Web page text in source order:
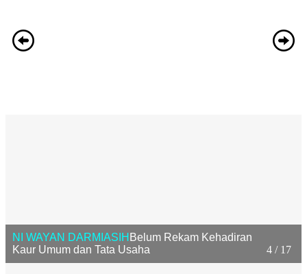
4 / 17
NI WAYAN DARMIASIH Belum Rekam Kehadiran
Kaur Umum dan Tata Usaha